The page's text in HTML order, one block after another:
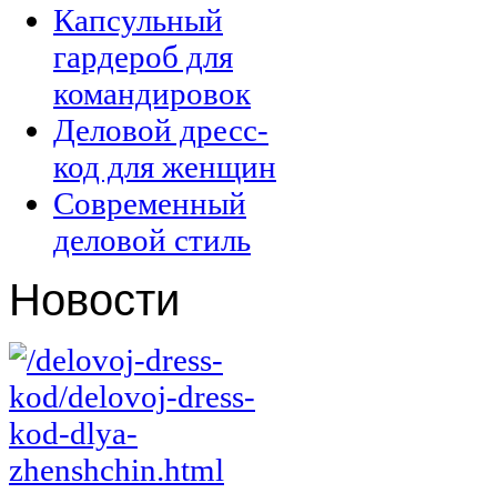
Капсульный
гардероб для
командировок
Деловой дресс-
код для женщин
Современный
деловой стиль
Новости